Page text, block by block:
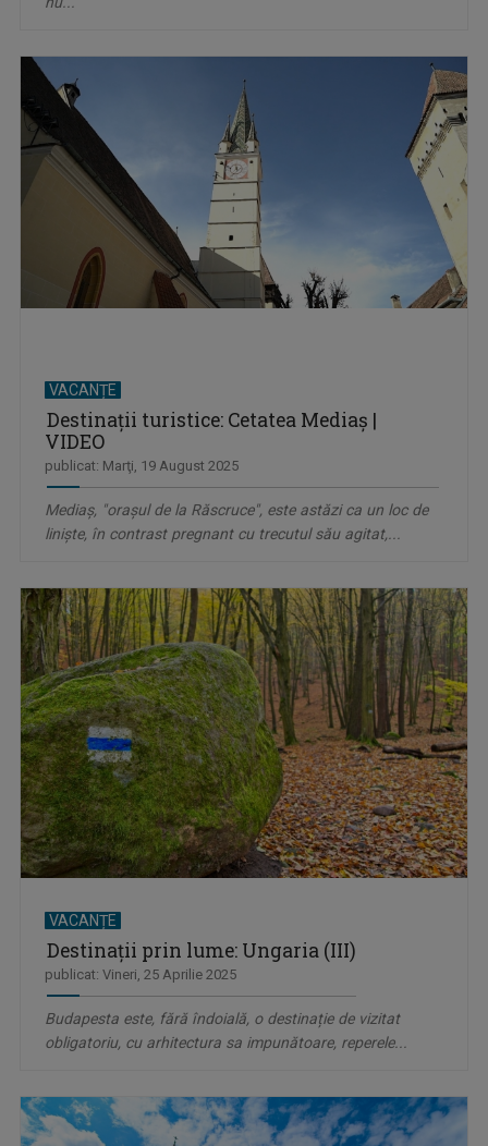
VACANȚE
Destinații turistice: Cetatea Mediaș |
VIDEO
publicat: Marţi, 19 August 2025
Mediaș, "orașul de la Răscruce", este astăzi ca un loc de
liniște, în contrast pregnant cu trecutul său agitat,...
VACANȚE
Destinații prin lume: Ungaria (III)
publicat: Vineri, 25 Aprilie 2025
Budapesta este, fără îndoială, o destinație de vizitat
obligatoriu, cu arhitectura sa impunătoare, reperele...